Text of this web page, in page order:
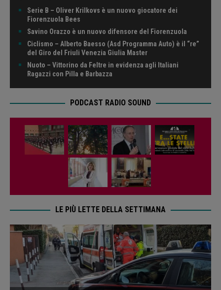
Serie B – Oliver Krilkovs è un nuovo giocatore dei
Fiorenzuola Bees
Savino Orazzo è un nuovo difensore del Fiorenzuola
Ciclismo – Alberto Baesso (Asd Programma Auto) è il “re”
del Giro del Friuli Venezia Giulia Master
Nuoto – Vittorino da Feltre in evidenza agli Italiani
Ragazzi con Pilla e Barbazza
PODCAST RADIO SOUND
LE PIÙ LETTE DELLA SETTIMANA